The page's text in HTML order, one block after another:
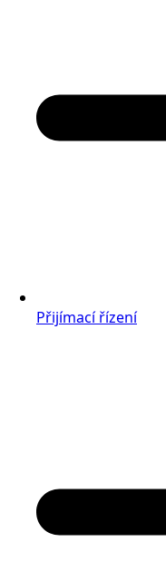
Přijímací řízení